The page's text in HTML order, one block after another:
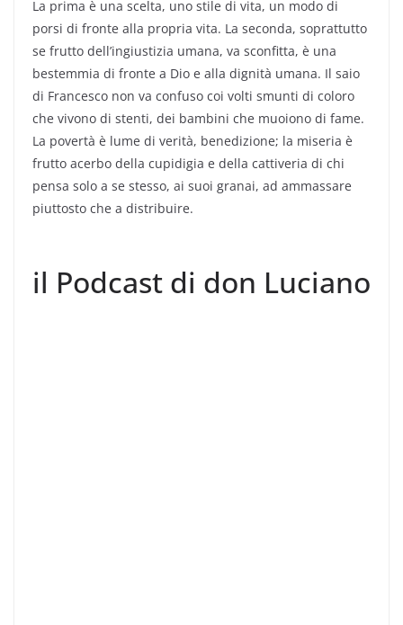
La prima è una scelta, uno stile di vita, un modo di
porsi di fronte alla propria vita. La seconda, soprattutto
se frutto dell’ingiustizia umana, va sconfitta, è una
bestemmia di fronte a Dio e alla dignità umana. Il saio
di Francesco non va confuso coi volti smunti di coloro
che vivono di stenti, dei bambini che muoiono di fame.
La povertà è lume di verità, benedizione; la miseria è
frutto acerbo della cupidigia e della cattiveria di chi
pensa solo a se stesso, ai suoi granai, ad ammassare
piuttosto che a distribuire.
il Podcast di don Luciano